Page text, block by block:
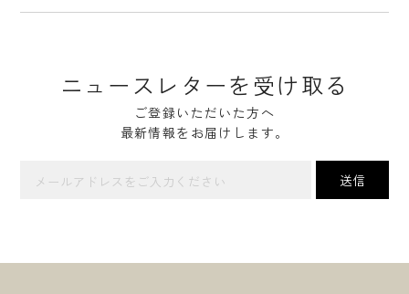
ニュースレターを受け取る
ご登録いただいた方へ
最新情報をお届けします。